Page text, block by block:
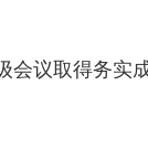
议取得务实成